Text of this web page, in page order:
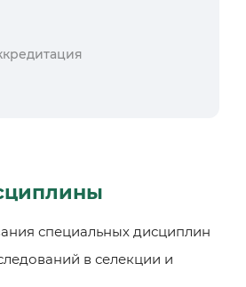
специальных дисциплин
в селекции и